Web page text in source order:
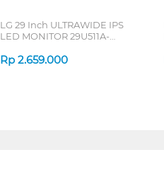
LG 29 Inch ULTRAWIDE IPS
LED MONITOR 29U511A-
Rp 2.659.000